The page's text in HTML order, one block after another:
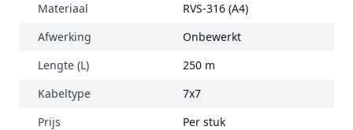
Materiaal
RVS-316 (A4)
Afwerking
Onbewerkt
Lengte (L)
250 m
Kabeltype
7x7
Prijs
Per stuk